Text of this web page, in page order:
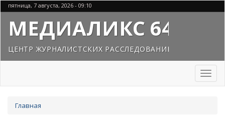
Перейти
к
основному
содержанию
пятница, 7 августа, 2026 - 09:10
МЕДИАЛИКС 64
ЦЕНТР ЖУРНАЛИСТСКИХ РАССЛЕДОВАНИЙ
Toggle
здесь
Главная